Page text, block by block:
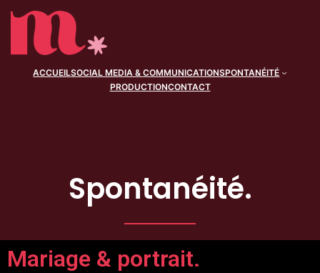
ACCUEILSOCIAL MEDIA & COMMUNICATIONSPONTANÉITÉ
PRODUCTIONCONTACT
Spontanéité.
Mariage & portrait.